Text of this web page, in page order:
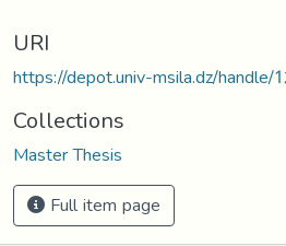
URI
https://depot.univ-msila.dz/
Collections
Master Thesis
Full item page